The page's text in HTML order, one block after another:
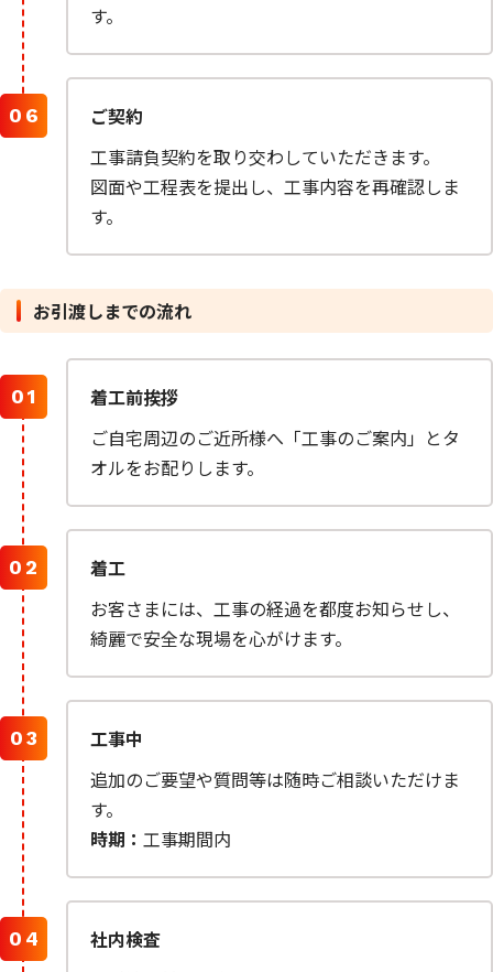
す。
ご契約
工事請負契約を取り交わしていただきます。
図面や工程表を提出し、工事内容を再確認しま
す。
お引渡しまでの流れ
着工前挨拶
ご自宅周辺のご近所様へ「工事のご案内」とタ
オルをお配りします。
着工
お客さまには、工事の経過を都度お知らせし、
綺麗で安全な現場を心がけます。
工事中
追加のご要望や質問等は随時ご相談いただけま
す。
時期： 工事期間内
社内検査